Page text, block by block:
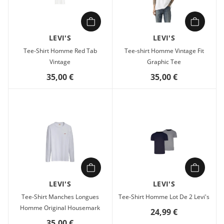
LEVI'S
Tee-Shirt Homme Red Tab
Vintage
35,00 €
LEVI'S
Tee-shirt Homme Vintage Fit
Graphic Tee
35,00 €
LEVI'S
Tee-Shirt Manches Longues
Homme Original Housemark
LEVI'S
Tee-Shirt Homme Lot De 2 Levi's
24,99 €